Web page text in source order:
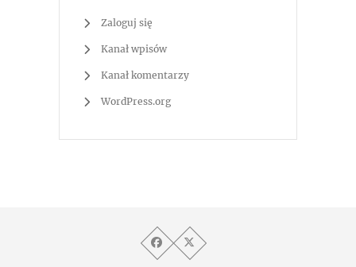
Zaloguj się
Kanał wpisów
Kanał komentarzy
WordPress.org